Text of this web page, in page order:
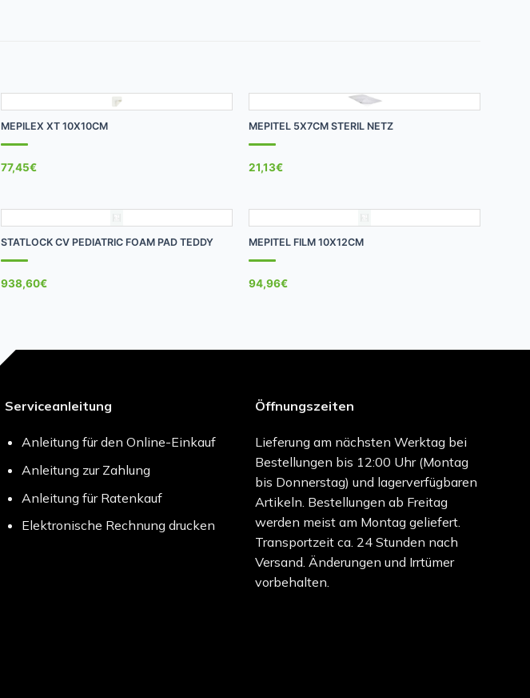
MEPILEX XT 10X10CM
77,45€
MEPITEL 5X7CM STERIL NETZ
21,13€
STATLOCK CV PEDIATRIC FOAM PAD TEDDY
938,60€
MEPITEL FILM 10X12CM
94,96€
Serviceanleitung
Anleitung für den Online-Einkauf
Anleitung zur Zahlung
Anleitung für Ratenkauf
Elektronische Rechnung drucken
Öffnungszeiten
Lieferung am nächsten Werktag bei
Bestellungen bis 12:00 Uhr (Montag
bis Donnerstag) und lagerverfügbaren
Artikeln. Bestellungen ab Freitag
werden meist am Montag geliefert.
Transportzeit ca. 24 Stunden nach
Versand. Änderungen und Irrtümer
vorbehalten.